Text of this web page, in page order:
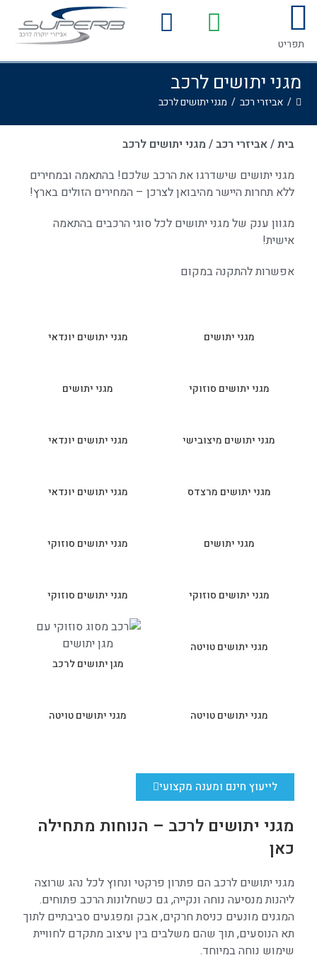
לתוכן
תפריט
מגני יתושים לרכב
/ אביזרי רכב / מגני יתושים לרכב
בית/אביזרי רכב/ מגני יתושים לרכב
מגני יתושים שישדרגו את הרכב שלכם! בהתאמה ובמחירים
ללא תחרות היישר מהיבואן לצרכן – המחירים הזולים בארץ!
מגוון ענק של מגני יתושים לכל סוגי הרכבים בהתאמה
אישית!
אפשרות להתקנה במקום
מגני יתושים מגני יתושים יונדאי
מגני יתושים סוזוקי מגני יתושים
מגני יתושים מיצובישי מגני יתושים יונדאי
מגני יתושים מרצדס מגני יתושים יונדאי
מגני יתושים מגני יתושים סוזוקי
מגני יתושים סוזוקי מגני יתושים סוזוקי
מגני יתושים טויטה
מגן יתושים לרכב
מגני יתושים טויטה מגני יתושים טויטה
לייעוץ חינם ומענה מקצועי
מגני יתושים לרכב – הנוחות מתחילה
כאן
מגני יתושים לרכב הם פתרון פרקטי ונחוץ לכל נהג שרוצה
ליהנות מנסיעה נוחה ונקייה, גם כשחלונות הרכב פתוחים.
המגנים מונעים כניסת חרקים, אבק ומפגעים סביבתיים לתוך
תא הנוסעים, תוך שהם משלבים בין עיצוב מתקדם לחוויית
שימוש נוחה במיוחד.